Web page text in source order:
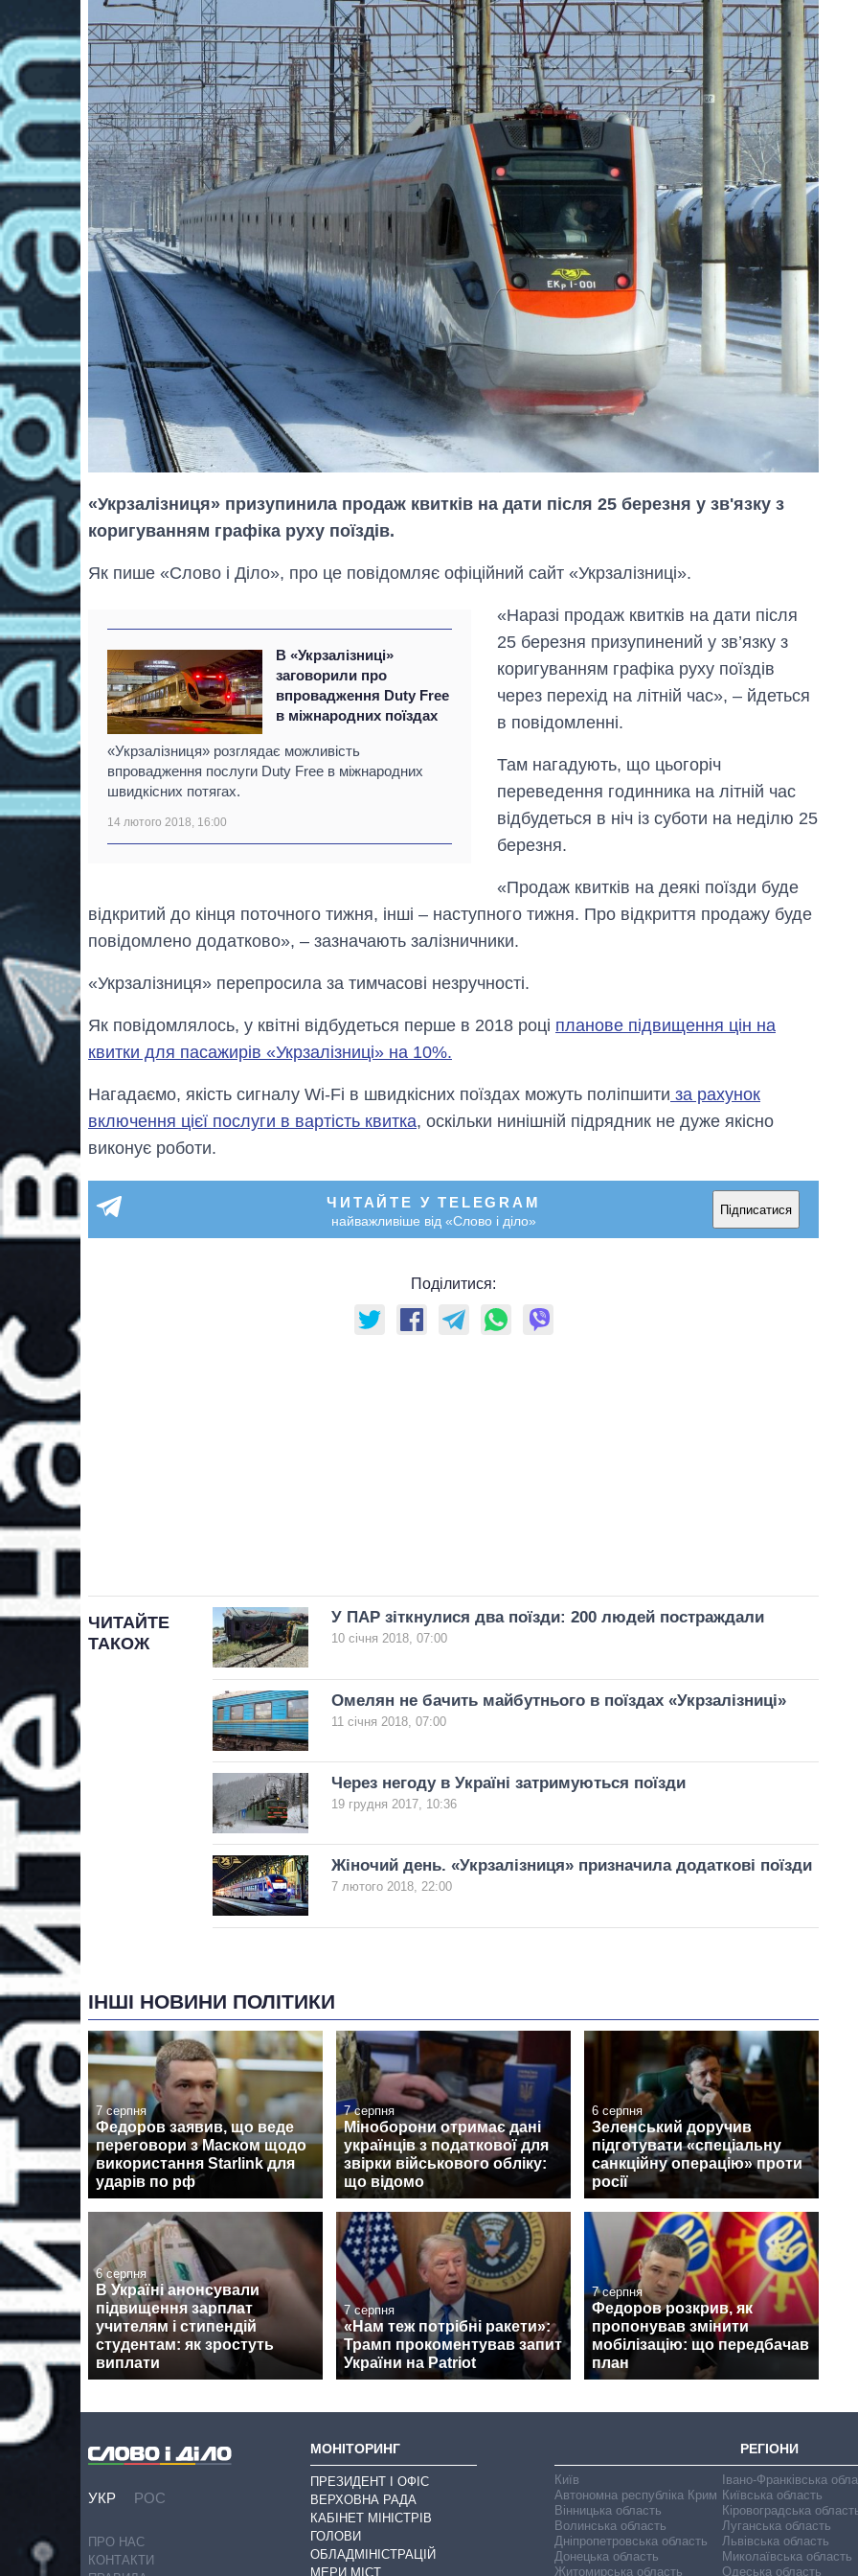
«Укрзалізниця» призупинила продаж квитків на дати після 25 березня у зв'язку з
коригуванням графіка руху поїздів.
Як пише «Слово і Діло», про це повідомляє офіційний сайт «Укрзалізниці».
В «Укрзалізниці»
заговорили про
впровадження Duty Free
в міжнародних поїздах
«Укрзалізниця» розглядає можливість
впровадження послуги Duty Free в міжнародних
швидкісних потягах.
14 лютого 2018, 16:00
«Наразі продаж квитків на дати після
25 березня призупинений у зв’язку з
коригуванням графіка руху поїздів
через перехід на літній час», – йдеться
в повідомленні.
Там нагадують, що цьогоріч
переведення годинника на літній час
відбудеться в ніч із суботи на неділю 25
березня.
«Продаж квитків на деякі поїзди буде
відкритий до кінця поточного тижня, інші – наступного тижня. Про відкриття продажу буде
повідомлено додатково», – зазначають залізничники.
«Укрзалізниця» перепросила за тимчасові незручності.
Як повідомлялось, у квітні відбудеться перше в 2018 році планове підвищення цін на
квитки для пасажирів «Укрзалізниці» на 10%.
Нагадаємо, якість сигналу Wi-Fi в швидкісних поїздах можуть поліпшити за рахунок
включення цієї послуги в вартість квитка, оскільки нинішній підрядник не дуже якісно
виконує роботи.
ЧИТАЙТЕ У TELEGRAM
найважливіше від «Слово і діло»
Підписатися
Поділитися:
ЧИТАЙТЕ
ТАКОЖ
У ПАР зіткнулися два поїзди: 200 людей постраждали
10 січня 2018, 07:00
Омелян не бачить майбутнього в поїздах «Укрзалізниці»
11 січня 2018, 07:00
Через негоду в Україні затримуються поїзди
19 грудня 2017, 10:36
Жіночий день. «Укрзалізниця» призначила додаткові поїзди
7 лютого 2018, 22:00
ІНШІ НОВИНИ ПОЛІТИКИ
7 серпня
Федоров заявив, що веде
переговори з Маском щодо
використання Starlink для
ударів по рф
7 серпня
Міноборони отримає дані
українців з податкової для
звірки військового обліку:
що відомо
6 серпня
Зеленський доручив
підготувати «спеціальну
санкційну операцію» проти
росії
6 серпня
В Україні анонсували
підвищення зарплат
учителям і стипендій
студентам: як зростуть
виплати
7 серпня
«Нам теж потрібні ракети»:
Трамп прокоментував запит
України на Patriot
7 серпня
Федоров розкрив, як
пропонував змінити
мобілізацію: що передбачав
план
вирощували в
Україні до і під час
великої війни
УКР РОС
ПРО НАС
КОНТАКТИ
МОНІТОРИНГ
ПРЕЗИДЕНТ І ОФІС
ВЕРХОВНА РАДА
КАБІНЕТ МІНІСТРІВ
ГОЛОВИ
ОБЛАДМІНІСТРАЦІЙ
МЕРИ МІСТ
РЕГІОНИ
Київ
Автономна республіка Крим
Вінницька область
Волинська область
Дніпропетровська область
Донецька область
Житомирська область
Івано-Франківська
Київська область
Кіровоградська
Луганська область
Львівська область
Миколаївська область
Одеська область